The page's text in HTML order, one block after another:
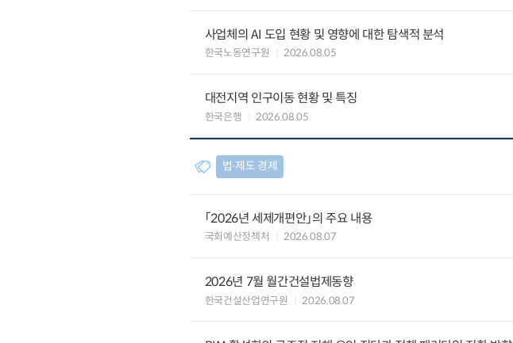
사업체의 AI 도입 현황 및 영향에 대한 탐색적 분석
한국노동연구원 2026.08.05
대전지역 인구이동 현황 및 특징
한국은행 2026.08.05
법∙제도 경제
「2026년 세제개편안」의 주요 내용
국회예산정책처 2026.08.07
2026년 7월 월간건설법제동향
한국건설산업연구원 2026.08.07